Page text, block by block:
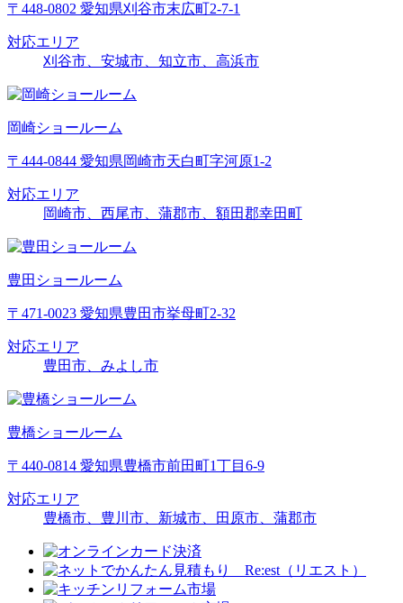
〒448-0802 愛知県刈谷市末広町2-7-1
対応エリア
刈谷市、安城市、知立市、高浜市
岡崎ショールーム
〒444-0844 愛知県岡崎市天白町字河原1-2
対応エリア
岡崎市、西尾市、蒲郡市、額田郡幸田町
豊田ショールーム
〒471-0023 愛知県豊田市挙母町2-32
対応エリア
豊田市、みよし市
豊橋ショールーム
〒440-0814 愛知県豊橋市前田町1丁目6-9
対応エリア
豊橋市、豊川市、新城市、田原市、蒲郡市